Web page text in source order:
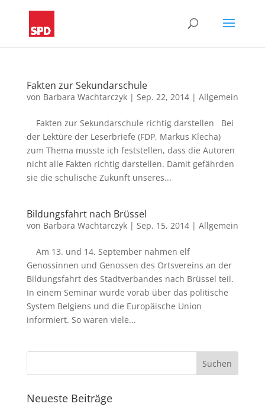
Fakten zur Sekundarschule
von Barbara Wachtarczyk| Sep. 22, 2014| Allgemein
Fakten zur Sekundarschule richtig darstellen Bei
der Lektüre der Leserbriefe (FDP, Markus Klecha)
zum Thema musste ich feststellen, dass die Autoren
nicht alle Fakten richtig darstellen. Damit gefährden
sie die schulische Zukunft unseres...
Bildungsfahrt nach Brüssel
von Barbara Wachtarczyk| Sep. 15, 2014| Allgemein
Am 13. und 14. September nahmen elf
Genossinnen und Genossen des Ortsvereins an der
Bildungsfahrt des Stadtverbandes nach Brüssel teil.
In einem Seminar wurde vorab über das politische
System Belgiens und die Europäische Union
informiert. So waren viele...
Neueste Beiträge